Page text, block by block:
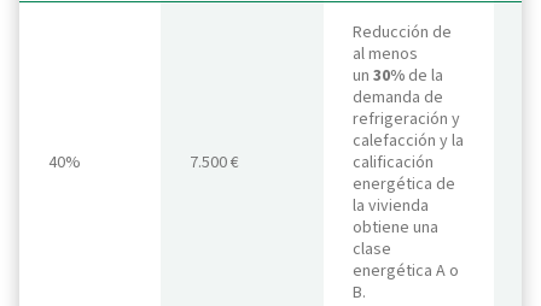
40% 7.500 €
Reducción de
al menos
un 30% de la
demanda de
refrigeración y
calefacción y la
calificación
energética de
la vivienda
obtiene una
clase
energética A o
B.